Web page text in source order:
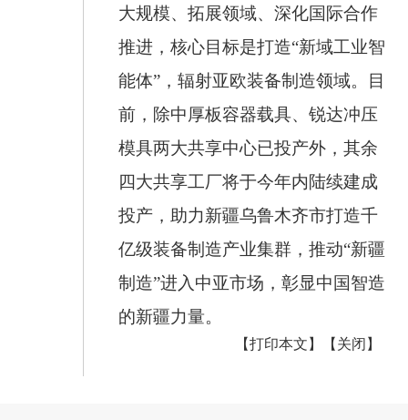
大规模、拓展领域、深化国际合作
推进，核心目标是打造“新域工业智
能体”，辐射亚欧装备制造领域。目
前，除中厚板容器载具、锐达冲压
模具两大共享中心已投产外，其余
四大共享工厂将于今年内陆续建成
投产，助力新疆乌鲁木齐市打造千
亿级装备制造产业集群，推动“新疆
制造”进入中亚市场，彰显中国智造
的新疆力量。
【打印本文】
【关闭】